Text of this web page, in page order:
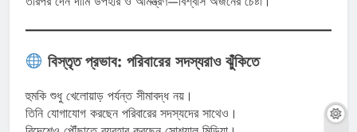
বিস্তৃত প্রভাব: পরিবারের সদস্যরাও ঝুঁকিতে
হুমকি শুধু খেলোয়াড় পর্যন্ত সীমাবদ্ধ নয়।
তিনি যোগাযোগ করছেন পরিবারের সদস্যদের সাথেও।